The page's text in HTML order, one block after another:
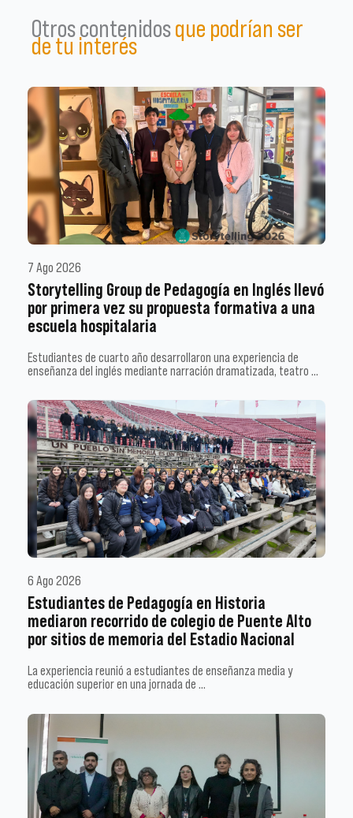
Otros contenidosque podrían ser
de tu interés
7 Ago 2026
Storytelling Group de Pedagogía en Inglés llevó
por primera vez su propuesta formativa a una
escuela hospitalaria
Estudiantes de cuarto año desarrollaron una experiencia de
enseñanza del inglés mediante narración dramatizada, teatro …
6 Ago 2026
Estudiantes de Pedagogía en Historia
mediaron recorrido de colegio de Puente Alto
por sitios de memoria del Estadio Nacional
La experiencia reunió a estudiantes de enseñanza media y
educación superior en una jornada de …